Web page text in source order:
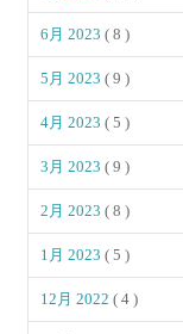
6月 2023( 8 )
5月 2023( 9 )
4月 2023( 5 )
3月 2023( 9 )
2月 2023( 8 )
1月 2023( 5 )
12月 2022( 4 )